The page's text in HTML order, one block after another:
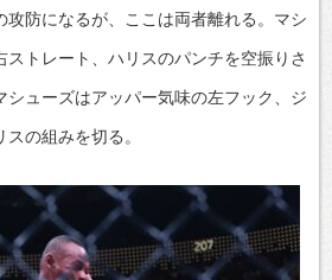
攻防になるが、ここは両者離れる。マシ
ストレート、ハリスのパンチを空振りさ
シューズはアッパー気味の左フック、ジ
の組みを切る。